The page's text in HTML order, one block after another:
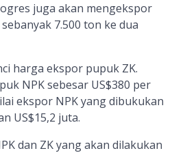
juga akan mengekspor
7.500 ton ke dua
harga ekspor pupuk ZK.
NPK sebesar US$380 per
ekspor NPK yang dibukukan
US$15,2 juta.
dan ZK yang akan dilakukan